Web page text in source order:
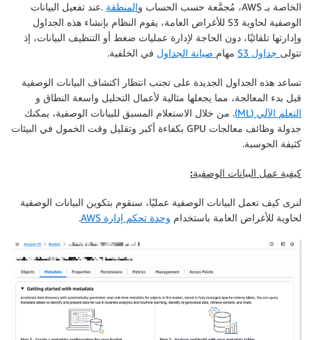
الخاصة بـ AWS، مُجمَّعة حسب الحساب و
المنطقة .عند تفعيل البيانات
الوصفية لحاوية S3 للأغراض العامة، يقوم النظام بإنشاء هذه الجداول
وإدارتها تلقائيًا، دون الحاجة لإدارة عمليات ضغط أو التنظيف البيانات، إذ
تتولى جداول S3 مهام صيانة الجداول في الخلفية.
تساعد هذه الجداول الجديدة على تجنب انتظار اكتشاف البيانات الوصفية
قبل بدء المعالجة، مما يجعلها مثالية لأعمال التحليل واسعة النطاق و
التعلم الآلي (ML)
. من خلال الاستعلام المسبق للبيانات الوصفية، يمكنك
جدولة وظائف معالجات GPU بكفاءة أكبر وتقليل وقت الخمول في البيئات
كثيفة الحوسبة.
كيفية عمل البيانات الوصفية:
لنرى كيف تعمل البيانات الوصفية عمليًا، سنقوم بتكوين البيانات الوصفية
لحاوية للأغراض العامة باستخدام وحدة تحكم إدارة AWS .